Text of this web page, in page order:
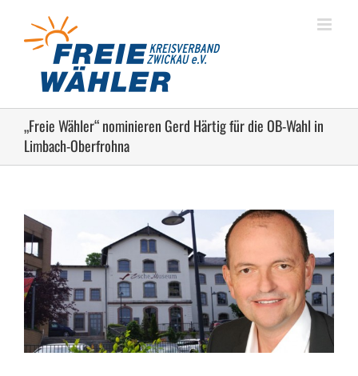
springen
„Freie Wähler“ nominieren Gerd Härtig für die OB-Wahl in
Limbach-Oberfrohna